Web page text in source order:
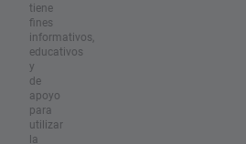
tiene
fines
informativos,
educativos
y
de
apoyo
para
utilizar
la